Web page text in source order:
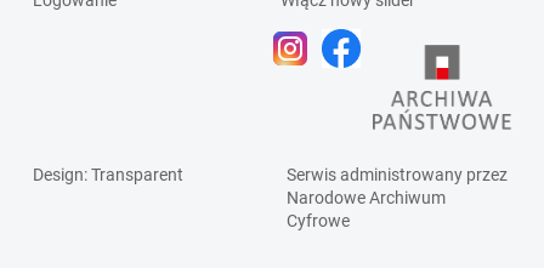
Design: Transparent
Serwis administrowany przez
Narodowe Archiwum
Cyfrowe